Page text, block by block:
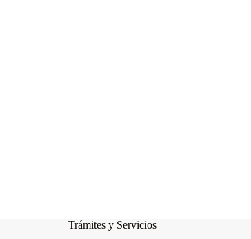
Trámites y Servicios